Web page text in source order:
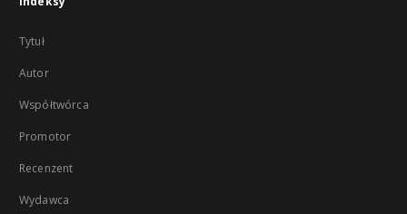
Tytuł
Autor
Współtwórca
Promotor
Recenzent
Wydawca